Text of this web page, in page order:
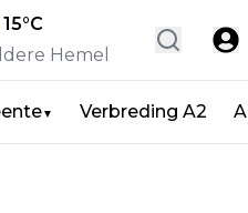
15°C
Hemel
▼ Verbreding A2